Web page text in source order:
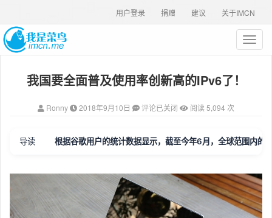
关于IMCN
建议
捐赠
用户登录
T
o
v
a
t
i
o
我国要全面普及使用率创新高的IPv6了！
Ronny 2018年9月10日 评论已关闭 阅读 5,094 次
导读 根据谷歌用户的统计数据显示，截至今年6月，全球范围内